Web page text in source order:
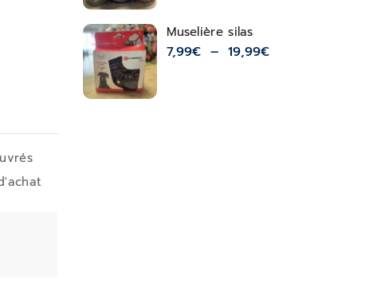
Muselière silas
7,99€ – 19,99€